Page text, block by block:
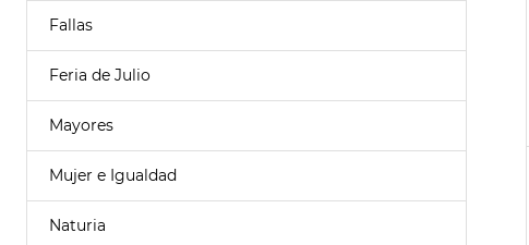
Fallas
Feria de Julio
Mayores
Mujer e Igualdad
Naturia